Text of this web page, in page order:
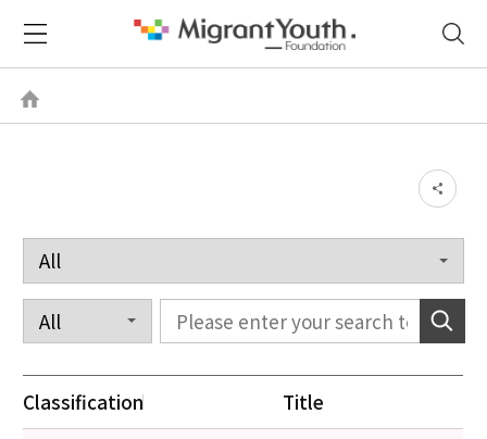
Classification Title